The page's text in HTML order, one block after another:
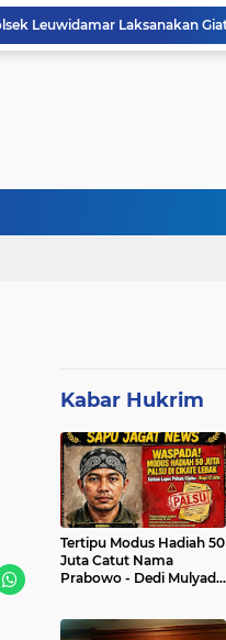
Kabar Hukrim
Tertipu Modus Hadiah 50
Juta Catut Nama
Prabowo - Dedi Mulyadi,
Juta Lebih